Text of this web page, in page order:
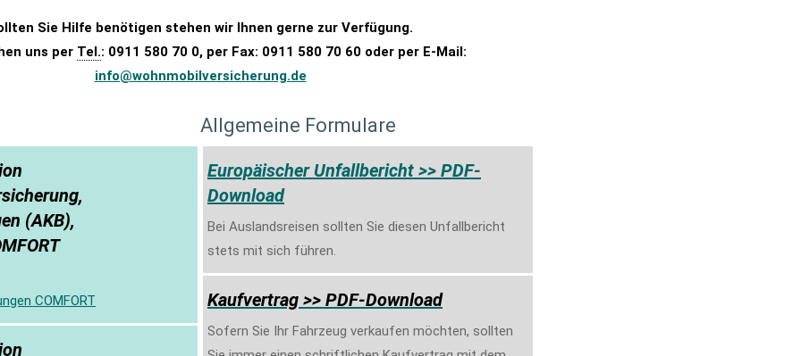
Sie Hilfe benötigen stehen wir Ihnen gerne zur Verfügung.
uns per Tel.: 0911 580 70 0, per Fax: 0911 580 70 60 oder per E-Mail:
info@wohnmobilversicherung.de
(AKB),
COMFORT
Allgemeine Formulare
Europäischer Unfallbericht >> PDF-
Download
Bei Auslandsreisen sollten Sie diesen Unfallbericht
stets mit sich führen.
Kaufvertrag >> PDF-Download
Sofern Sie Ihr Fahrzeug verkaufen möchten, sollten